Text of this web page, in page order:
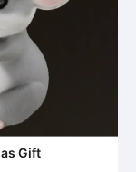
Gift